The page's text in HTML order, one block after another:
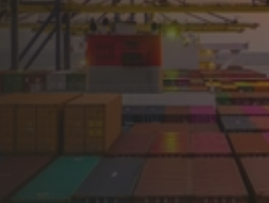
Transparência
Compromisso com a
Respeito e igualdade aos
Atendimento personalizado